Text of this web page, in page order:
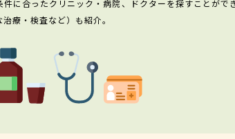
に合ったクリニック・病院、ドクターを探すことができ
療・検査など）も紹介。